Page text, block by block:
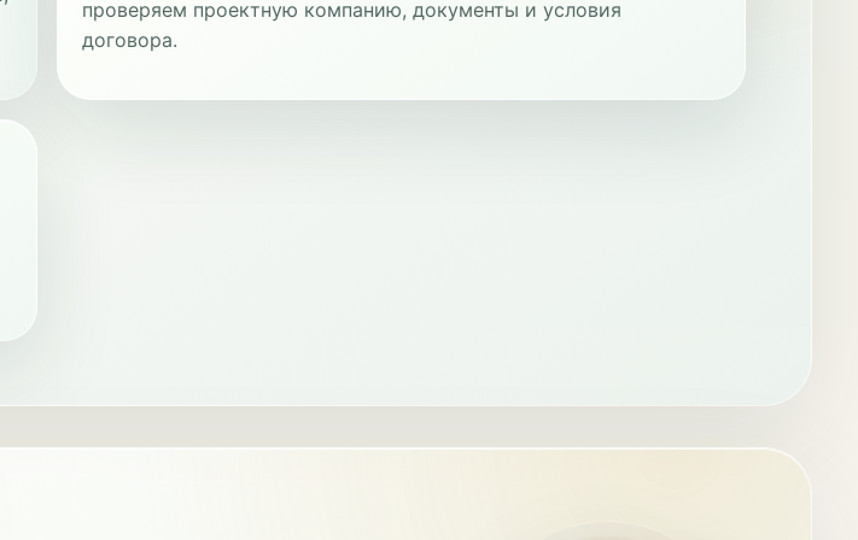
проверяем проектную компанию, документы и условия
договора.